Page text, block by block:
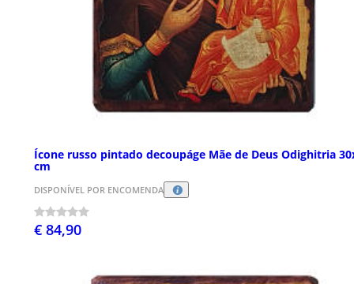
Ícone russo pintado decoupáge Mãe de Deus Odighitria
cm
DISPONÍVEL POR ENCOMENDA
€ 84,90